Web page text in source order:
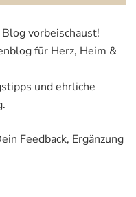
vorbeischaust!
für Herz, Heim &
und ehrliche
Feedback, Ergänzung